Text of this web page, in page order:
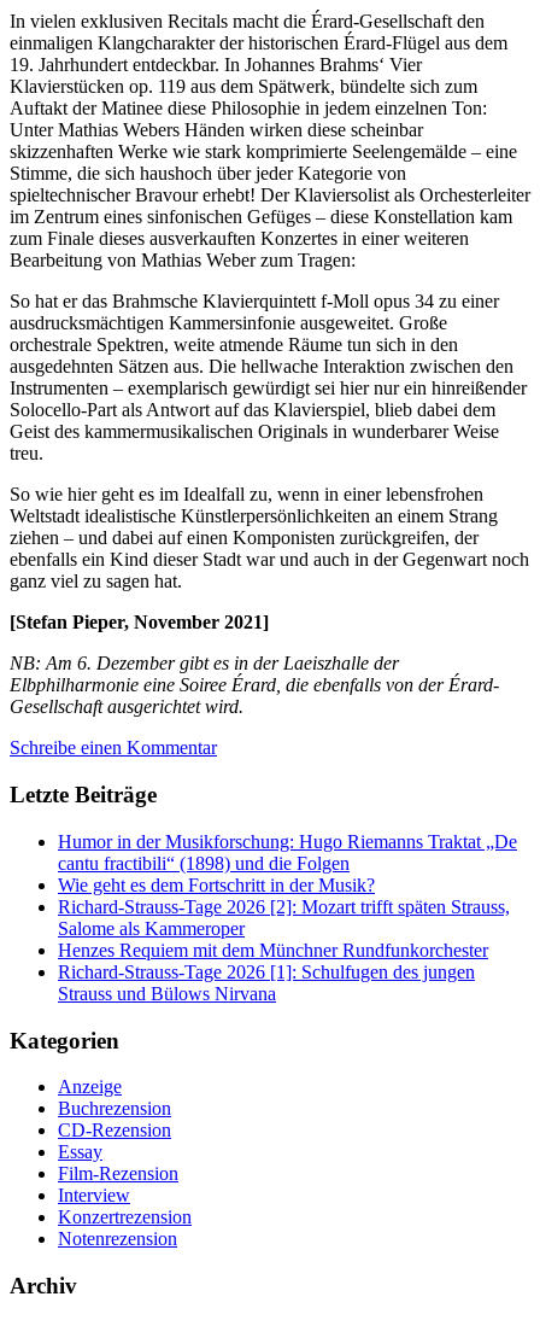
In vielen exklusiven Recitals macht die Érard-Gesellschaft den
einmaligen Klangcharakter der historischen Érard-Flügel aus dem
19. Jahrhundert entdeckbar. In Johannes Brahms‘ Vier
Klavierstücken op. 119 aus dem Spätwerk, bündelte sich zum
Auftakt der Matinee diese Philosophie in jedem einzelnen Ton:
Unter Mathias Webers Händen wirken diese scheinbar
skizzenhaften Werke wie stark komprimierte Seelengemälde – eine
Stimme, die sich haushoch über jeder Kategorie von
spieltechnischer Bravour erhebt! Der Klaviersolist als Orchesterleiter
im Zentrum eines sinfonischen Gefüges – diese Konstellation kam
zum Finale dieses ausverkauften Konzertes in einer weiteren
Bearbeitung von Mathias Weber zum Tragen:
So hat er das Brahmsche Klavierquintett f-Moll opus 34 zu einer
ausdrucksmächtigen Kammersinfonie ausgeweitet. Große
orchestrale Spektren, weite atmende Räume tun sich in den
ausgedehnten Sätzen aus. Die hellwache Interaktion zwischen den
Instrumenten – exemplarisch gewürdigt sei hier nur ein hinreißender
Solocello-Part als Antwort auf das Klavierspiel, blieb dabei dem
Geist des kammermusikalischen Originals in wunderbarer Weise
treu.
So wie hier geht es im Idealfall zu, wenn in einer lebensfrohen
Weltstadt idealistische Künstlerpersönlichkeiten an einem Strang
ziehen – und dabei auf einen Komponisten zurückgreifen, der
ebenfalls ein Kind dieser Stadt war und auch in der Gegenwart noch
ganz viel zu sagen hat.
[Stefan Pieper, November 2021]
NB: Am 6. Dezember gibt es in der Laeiszhalle der
Elbphilharmonie eine Soiree Érard, die ebenfalls von der Érard-
Gesellschaft ausgerichtet wird.
Schreibe einen Kommentar
Letzte Beiträge
Humor in der Musikforschung: Hugo Riemanns Traktat „De
cantu fractibili“ (1898) und die Folgen
Wie geht es dem Fortschritt in der Musik?
Richard-Strauss-Tage 2026 [2]: Mozart trifft späten Strauss,
Salome als Kammeroper
Henzes Requiem mit dem Münchner Rundfunkorchester
Richard-Strauss-Tage 2026 [1]: Schulfugen des jungen
Strauss und Bülows Nirvana
Kategorien
Anzeige
Buchrezension
CD-Rezension
Essay
Film-Rezension
Interview
Konzertrezension
Notenrezension
Archiv